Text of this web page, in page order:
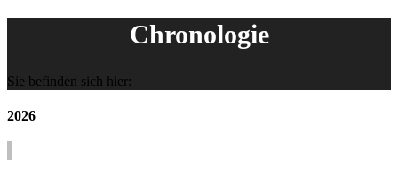
Chronologie
Sie befinden sich hier:
2026